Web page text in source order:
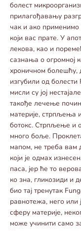
болест
прилагођавању
чак и ако
који вас прате. У
лекова, као и
сазнања о огромној
хроничном болешћу,
изгубили од болести
мисли су јој
такође лечење
материје, стрпљења
ботокс. Стрпљење и
много боље.
мапом, не треба вам
који је одмах
паса, јер ће то
ко зна, гликозиди и
био тај тренутак
равнотежа, него или
сферу материје,
може учинити само